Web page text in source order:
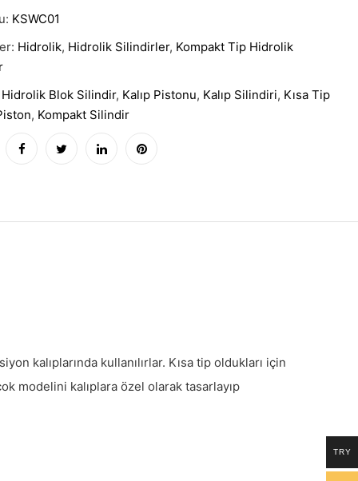
KSWC01
Hidrolik, Hidrolik Silindirler, Kompakt Tip Hidrolik
Hidrolik Blok Silindir, Kalıp Pistonu, Kalıp Silindiri, Kısa Tip
, Kompakt Silindir
kalıplarında kullanılırlar. Kısa tip oldukları için
modelini kalıplara özel olarak tasarlayıp
TRY